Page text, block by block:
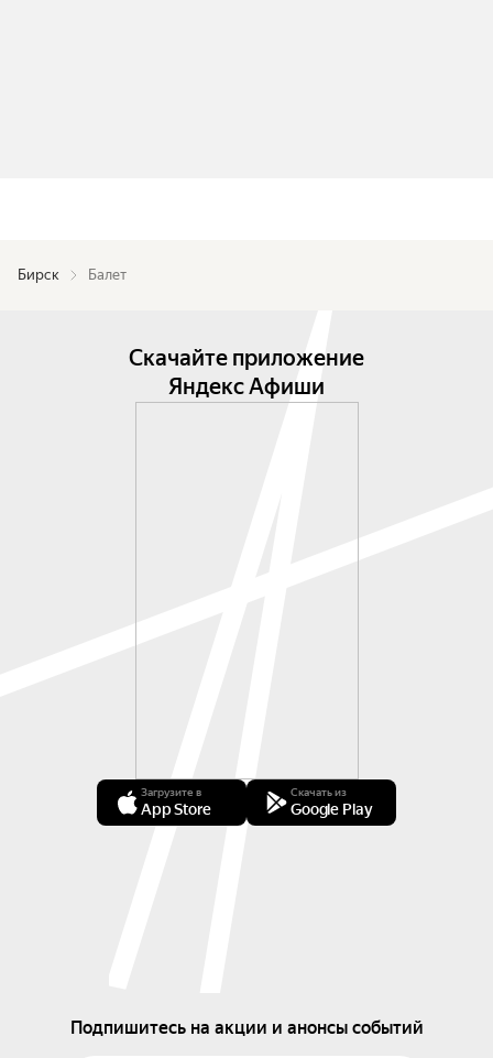
Бирск Балет
Скачайте приложение
Яндекс Афиши
Загрузите в
App Store
Скачать из
Google Play
Подпишитесь на акции и анонсы событий